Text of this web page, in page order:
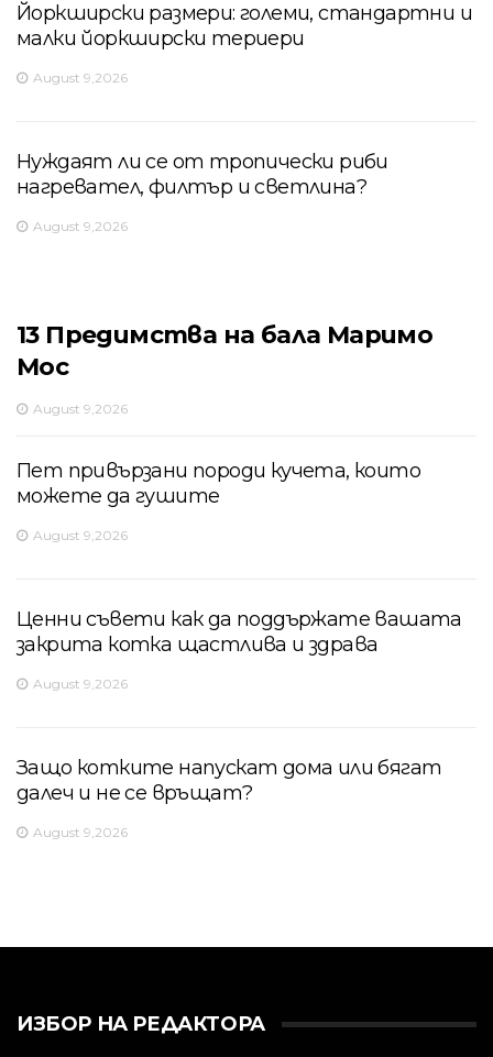
Йоркширски размери: големи, стандартни и
малки йоркширски териери
August 9,2026
Нуждаят ли се от тропически риби
нагревател, филтър и светлина?
August 9,2026
13 Предимства на бала Маримо
Мос
August 9,2026
Пет привързани породи кучета, които
можете да гушите
August 9,2026
Ценни съвети как да поддържате вашата
закрита котка щастлива и здрава
August 9,2026
Защо котките напускат дома или бягат
далеч и не се връщат?
August 9,2026
ИЗБОР НА РЕДАКТОРА